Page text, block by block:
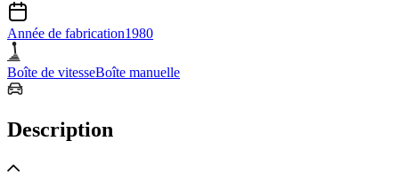
Année de fabrication1980
Boîte de vitesseBoîte manuelle
Description